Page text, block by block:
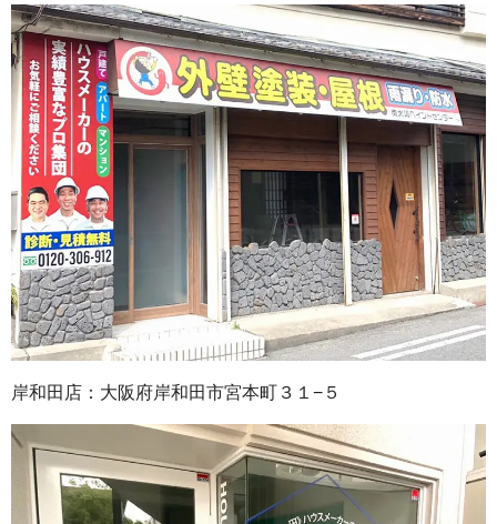
岸和田店：大阪府岸和田市宮本町３１−５